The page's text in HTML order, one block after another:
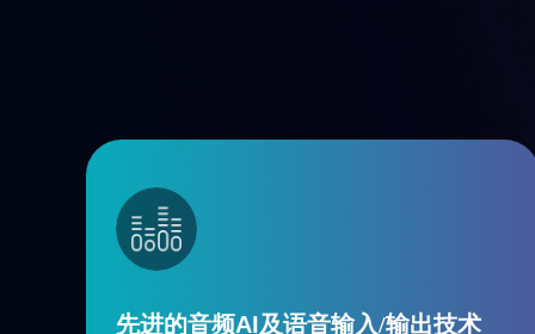
先进的音频AI及语音输入/输出技术